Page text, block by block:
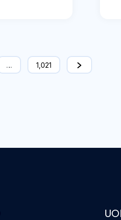
… 1,021